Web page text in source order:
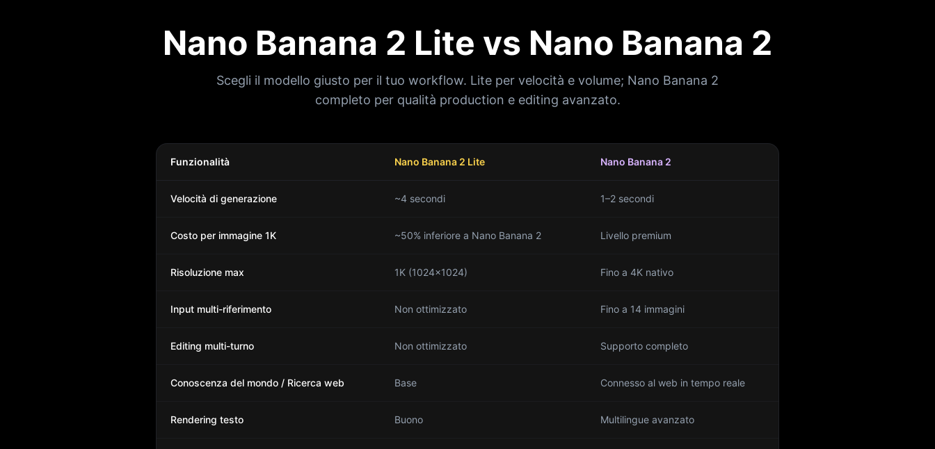
Nano Banana 2 Lite vs Nano Banana 2
Scegli il modello giusto per il tuo workflow. Lite per velocità e volume; Nano Banana 2
completo per qualità production e editing avanzato.
Funzionalità Nano Banana 2 Lite Nano Banana 2
Velocità di generazione ~4 secondi 1–2 secondi
Costo per immagine 1K ~50% inferiore a Nano Banana 2 Livello premium
Risoluzione max 1K (1024×1024) Fino a 4K nativo
Input multi-riferimento Non ottimizzato Fino a 14 immagini
Editing multi-turno Non ottimizzato Supporto completo
Conoscenza del mondo / Ricerca web Base Connesso al web in tempo reale
Rendering testo Buono Multilingue avanzato